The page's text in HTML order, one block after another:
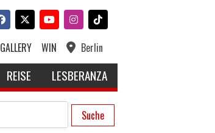
GALLERY WIN Berlin
REISE LESBERANZA